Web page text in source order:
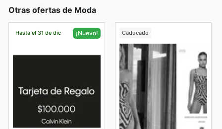
Otras ofertas de Moda
Hasta el 31 de dic ¡Nuevo! Caducado